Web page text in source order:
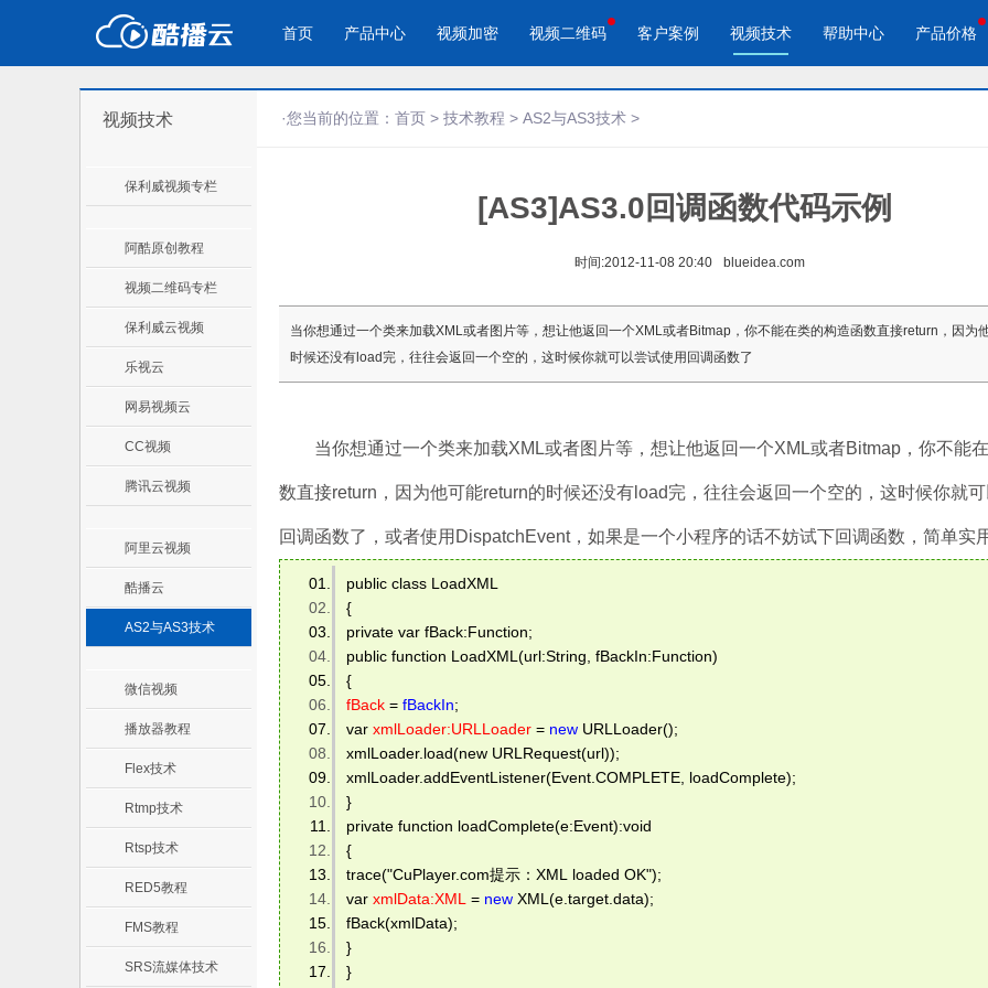
首页 产品中心
产品与新功能
防下载/防盗录/防录屏/防篡改
酷播云 | 企业视频轻松上云
免费稳定无广告视频云服务
酷播云视频二维码
自动生成视频二维码
视频加密 视频二维码
应用场景
企业宣传 产品宣传
通过视频来展示产品新功能、新特
教学网站
个人网站
为个人网站、博客论坛，添加视频
工作汇报
工作场景的工作汇报、年度总结、
年会节目
体育培训
客户案例 视频技术 帮助中心 产品价格
视频技术
保利威视频专栏
阿酷原创教程
视频二维码专栏
保利威云视频
乐视云
网易视频云
CC视频
腾讯云视频
阿里云视频
酷播云
AS2与AS3技术
微信视频
播放器教程
Flex技术
Rtmp技术
Rtsp技术
RED5教程
FMS教程
SRS流媒体技术
·您当前的位置： 首页 > 技术教程 > AS2与AS3技术 >
[AS3]AS3.0回调函数代码示例
时间:2012-11-08 20:40 blueidea.com
当你想通过一个类来加载XML或者图片等，想让他返回一个XML或者Bitmap，你不能在类的构造函数直接return，因为
时候还没有load完，往往会返回一个空的，这时候你就可以尝试使用回调函数了
当你想通过一个类来加载XML或者图片等，想让他返回一个XML或者Bitmap，你不能
数直接return，因为他可能return的时候还没有load完，往往会返回一个空的，这时候你就
回调函数了，或者使用DispatchEvent，如果是一个小程序的话不妨试下回调函数，简单实
public class LoadXML
{
private var fBack:Function;
public function LoadXML(url:String, fBackIn:Function)
{
fBack = fBackIn;
var xmlLoader:URLLoader = new URLLoader();
xmlLoader.load(new URLRequest(url));
xmlLoader.addEventListener(Event.COMPLETE, loadComplete);
}
private function loadComplete(e:Event):void
{
trace("CuPlayer.com提示：XML loaded OK");
var xmlData:XML = new XML(e.target.data);
fBack(xmlData);
}
}